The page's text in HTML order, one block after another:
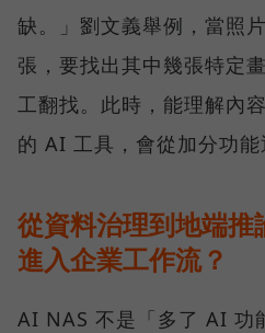
缺。」劉文義舉例，當照
張，要找出其中幾張特定
工翻找。此時，能理解內
的 AI 工具，會從加分功能
從資料治理到地端
進入企業工作流？
AI NAS 不是「多了 AI 功